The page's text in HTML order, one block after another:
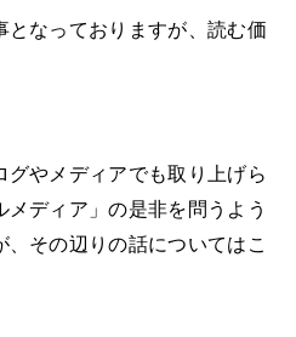
なっておりますが、読む価
やメディアでも取り上げら
ディア」の是非を問うよう
その辺りの話についてはこ